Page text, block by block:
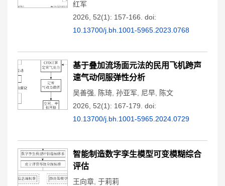
红军
2026, 52(1): 157-166. doi:
10.13700/j.bh.1001-5965.2023.0768
基于叠加流场面元法的民用飞机跨声
速气动伺服弹性分析
吴善强 陈琦 孙亚军 尼早
陈文
2026, 52(1): 167-179. doi:
10.13700/j.bh.1001-5965.2024.0729
智能制造数字孪生模型可变模糊综合
评估
王向章 于莉莉